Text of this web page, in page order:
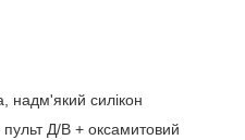
надм'який силікон
Д/В + оксамитовий